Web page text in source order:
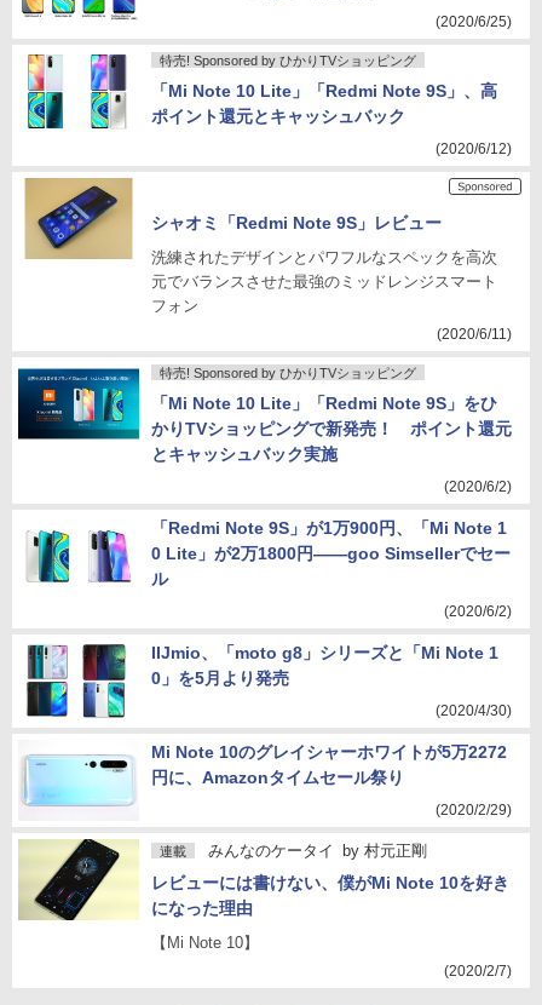
(2020/6/25)
特売! Sponsored by ひかりTVショッピング
「Mi Note 10 Lite」「Redmi Note 9S」、高
ポイント還元とキャッシュバック
(2020/6/12)
シャオミ「Redmi Note 9S」レビュー
洗練されたデザインとパワフルなスペックを高次
元でバランスさせた最強のミッドレンジスマート
フォン
(2020/6/11)
特売! Sponsored by ひかりTVショッピング
「Mi Note 10 Lite」「Redmi Note 9S」をひ
かりTVショッピングで新発売！ ポイント還元
とキャッシュバック実施
(2020/6/2)
「Redmi Note 9S」が1万900円、「Mi Note 1
0 Lite」が2万1800円――goo Simsellerでセー
ル
(2020/6/2)
IIJmio、「moto g8」シリーズと「Mi Note 1
0」を5月より発売
(2020/4/30)
Mi Note 10のグレイシャーホワイトが5万2272
円に、Amazonタイムセール祭り
(2020/2/29)
連載 みんなのケータイ by 村元正剛
レビューには書けない、僕がMi Note 10を好き
になった理由
【Mi Note 10】
(2020/2/7)